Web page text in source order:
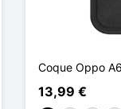
Coque Oppo
13,99 €